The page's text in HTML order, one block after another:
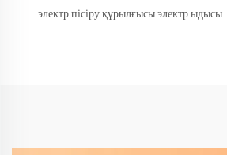
электр пісіру құрылғысы электр ыдысы